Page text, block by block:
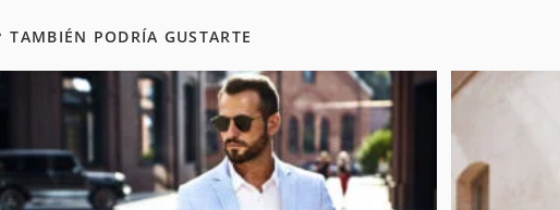
TAMBIÉN PODRÍA GUSTARTE